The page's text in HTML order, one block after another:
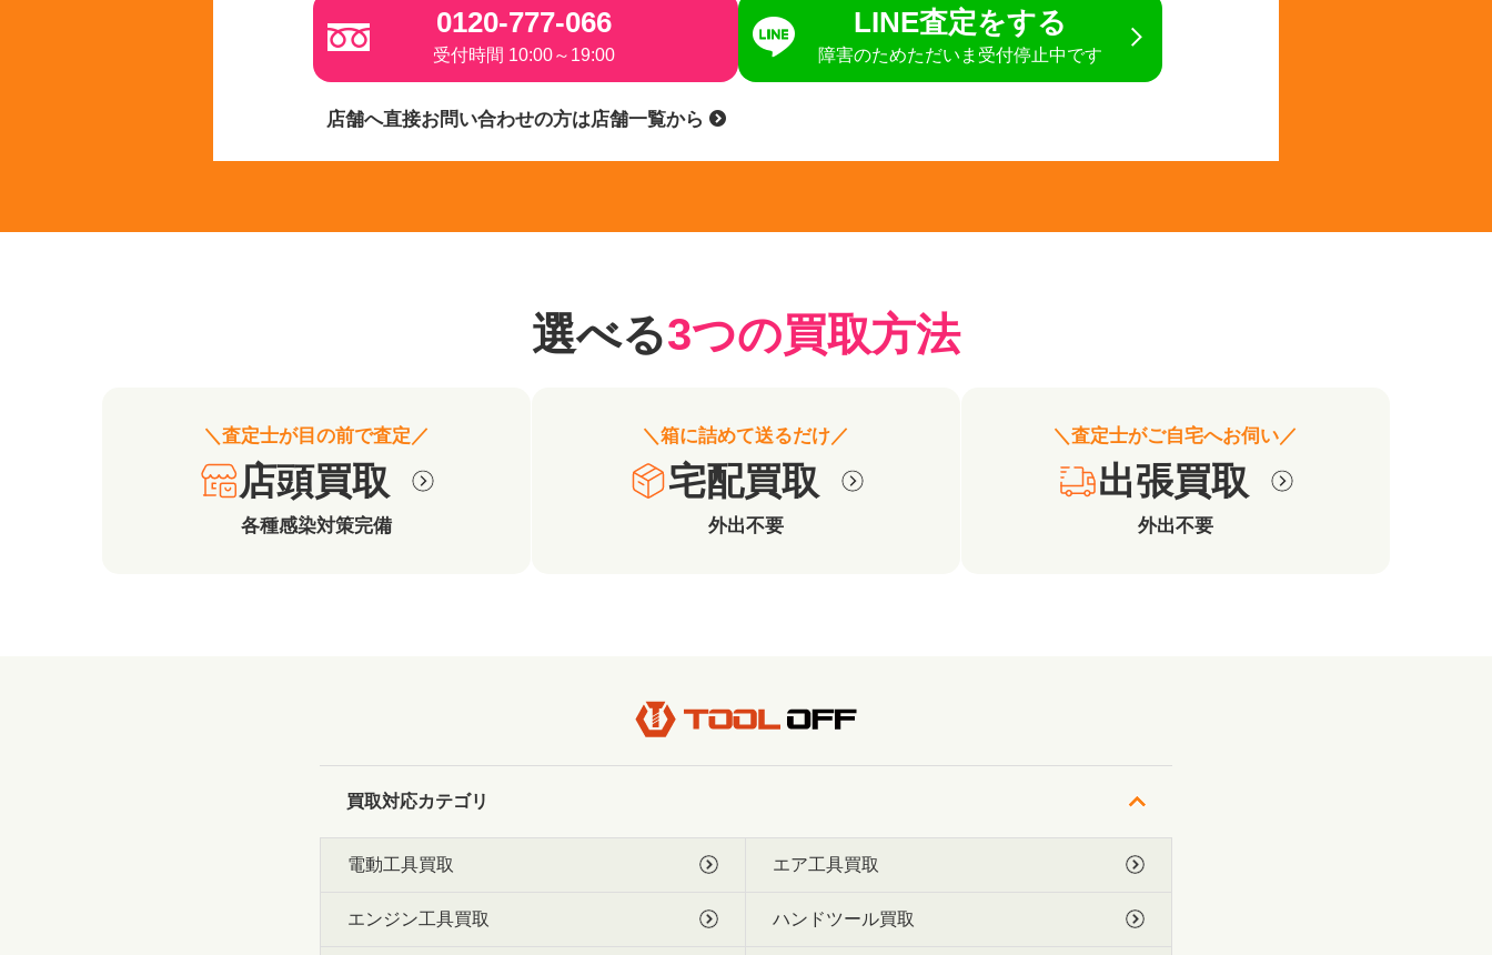
0120-777-066
受付時間 10:00～19:00
LINE査定をする
障害のためただいま受付停止中です
店舗へ直接お問い合わせの方は店舗一覧から
選べる3つの買取方法
＼査定士が目の前で査定／
店頭買取
各種感染対策完備
＼箱に詰めて送るだけ／
宅配買取
外出不要
＼査定士がご自宅へお伺い／
出張買取
外出不要
買取対応カテゴリ
電動工具買取 エア工具買取
エンジン工具買取 ハンドツール買取